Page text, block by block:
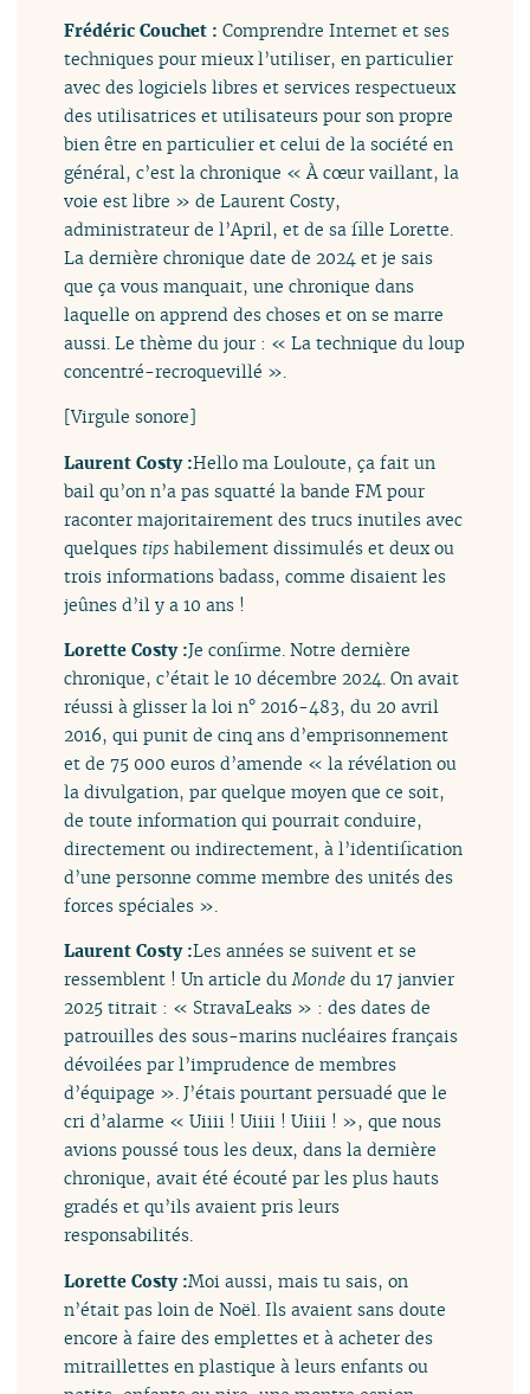
Frédéric Couchet :Comprendre Internet et ses
techniques pour mieux l’utiliser, en particulier
avec des logiciels libres et services respectueux
des utilisatrices et utilisateurs pour son propre
bien être en particulier et celui de la société en
général, c’est la chronique « À cœur vaillant, la
voie est libre » de Laurent Costy,
administrateur de l’April, et de sa fille Lorette.
La dernière chronique date de 2024 et je sais
que ça vous manquait, une chronique dans
laquelle on apprend des choses et on se marre
aussi. Le thème du jour : « La technique du loup
concentré-recroquevillé ».
[Virgule sonore]
Laurent Costy :Hello ma Louloute, ça fait un
bail qu’on n’a pas squatté la bande FM pour
raconter majoritairement des trucs inutiles avec
quelques tips habilement dissimulés et deux ou
trois informations badass, comme disaient les
jeûnes d’il y a 10 ans !
Lorette Costy :Je confirme. Notre dernière
chronique, c’était le 10 décembre 2024. On avait
réussi à glisser la loi n° 2016-483, du 20 avril
2016, qui punit de cinq ans d’emprisonnement
et de 75 000 euros d’amende « la révélation ou
la divulgation, par quelque moyen que ce soit,
de toute information qui pourrait conduire,
directement ou indirectement, à l’identification
d’une personne comme membre des unités des
forces spéciales ».
Laurent Costy :Les années se suivent et se
ressemblent ! Un article duMonde du 17 janvier
2025 titrait : « StravaLeaks » : des dates de
patrouilles des sous-marins nucléaires français
dévoilées par l’imprudence de membres
d’équipage ». J’étais pourtant persuadé que le
cri d’alarme « Uiiii ! Uiiii ! Uiiii ! », que nous
avions poussé tous les deux, dans la dernière
chronique, avait été écouté par les plus hauts
gradés et qu’ils avaient pris leurs
responsabilités.
Lorette Costy :Moi aussi, mais tu sais, on
n’était pas loin de Noël. Ils avaient sans doute
encore à faire des emplettes et à acheter des
mitraillettes en plastique à leurs enfants ou